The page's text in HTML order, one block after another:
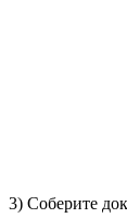
3) Соберите